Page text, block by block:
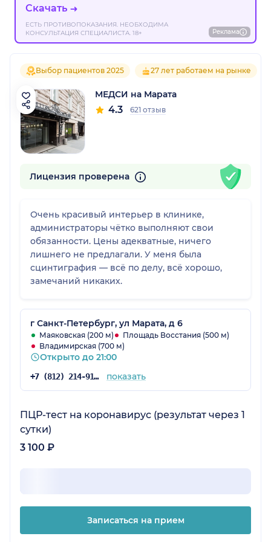
Скачать
ЕСТЬ ПРОТИВОПОКАЗАНИЯ. НЕОБХОДИМА
КОНСУЛЬТАЦИЯ СПЕЦИАЛИСТА. 18+
Реклама
Выбор пациентов 2025 27 лет работаем на рынке
МЕДСИ на Марата
4.3 621 отзыв
Лицензия проверена
Очень красивый интерьер в клинике,
администраторы чётко выполняют свои
обязанности. Цены адекватные, ничего
лишнего не предлагали. У меня была
сцинтиграфия — всё по делу, всё хорошо,
замечаний никаких.
г Санкт-Петербург, ул Марата, д 6
Маяковская (200 м)
Площадь Восстания (500 м)
Владимирская (700 м)
Открыто до 21:00
+7 (812) 214-91-98 показать
ПЦР-тест на коронавирус (результат через 1
сутки)
3 100 ₽
Записаться на прием